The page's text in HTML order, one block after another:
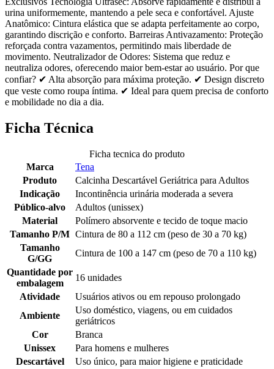
urina uniformemente, mantendo a pele seca e confortável. Ajuste
Anatômico: Cintura elástica que se adapta perfeitamente ao corpo,
garantindo discrição e conforto. Barreiras Antivazamento: Proteção
reforçada contra vazamentos, permitindo mais liberdade de
movimento. Neutralizador de Odores: Sistema que reduz e
neutraliza odores, oferecendo maior bem-estar ao usuário. Por que
confiar? ✔ Alta absorção para máxima proteção. ✔ Design discreto
que veste como roupa íntima. ✔ Ideal para quem precisa de conforto
e mobilidade no dia a dia.
Ficha Técnica
Ficha tecnica do produto
Marca
Tena
Produto
Calcinha Descartável Geriátrica para Adultos
Indicação
Incontinência urinária moderada a severa
Público-alvo
Adultos (unissex)
Material
Polímero absorvente e tecido de toque macio
Tamanho P/M Cintura de 80 a 112 cm (peso de 30 a 70 kg)
Tamanho
G/GG
Cintura de 100 a 147 cm (peso de 70 a 110 kg)
Quantidade por
embalagem
16 unidades
Atividade
Usuários ativos ou em repouso prolongado
Ambiente
Uso doméstico, viagens, ou em cuidados
geriátricos
Cor
Branca
Unissex
Para homens e mulheres
Descartável
Uso único, para maior higiene e praticidade